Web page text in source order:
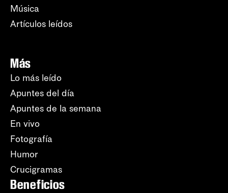
Música
Artículos leídos
Más
Lo más leído
Apuntes del día
Apuntes de la semana
En vivo
Fotografía
Humor
Crucigramas
Beneficios